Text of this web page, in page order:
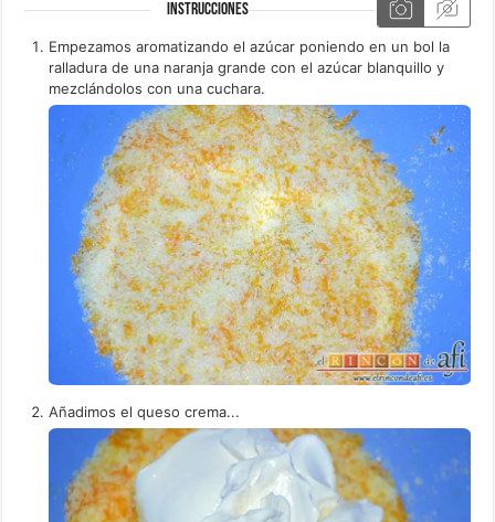
INSTRUCCIONES
Empezamos aromatizando el azúcar poniendo en un bol la
ralladura de una naranja grande con el azúcar blanquillo y
mezclándolos con una cuchara.
Añadimos el queso crema...